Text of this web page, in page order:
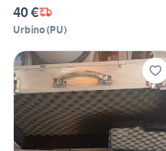
40 €
Urbino(PU)